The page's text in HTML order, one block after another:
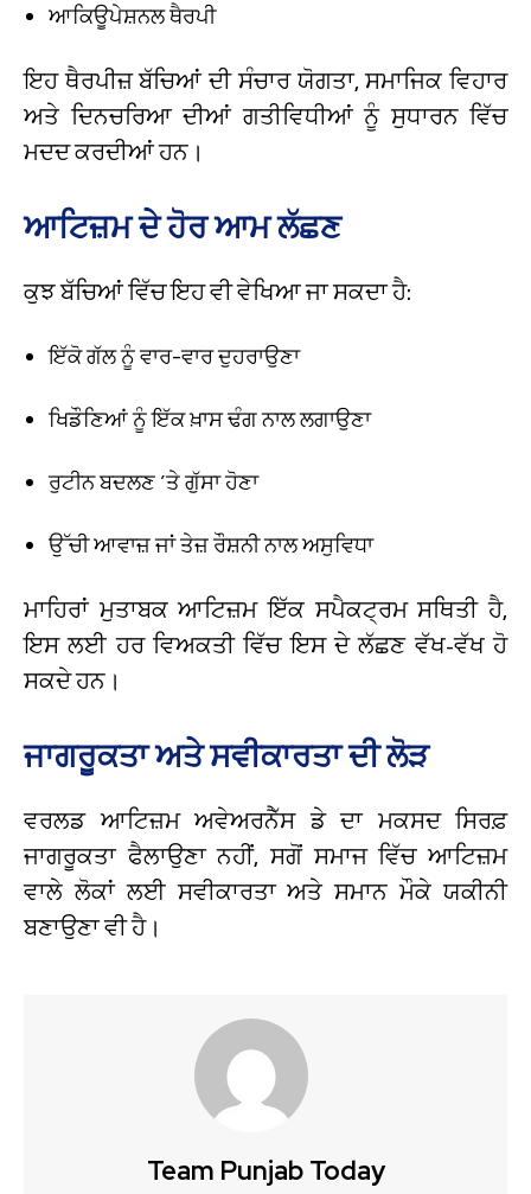
ਆਕਿਊਪੇਸ਼ਨਲ ਥੈਰਪੀ
ਇਹ ਥੈਰਪੀਜ਼ ਬੱਚਿਆਂ ਦੀ ਸੰਚਾਰ ਯੋਗਤਾ, ਸਮਾਜਿਕ ਵਿਹਾਰ
ਅਤੇ ਦਿਨਚਰਿਆ ਦੀਆਂ ਗਤੀਵਿਧੀਆਂ ਨੂੰ ਸੁਧਾਰਨ ਵਿੱਚ
ਮਦਦ ਕਰਦੀਆਂ ਹਨ।
ਆਟਿਜ਼ਮ ਦੇ ਹੋਰ ਆਮ ਲੱਛਣ
ਕੁਝ ਬੱਚਿਆਂ ਵਿੱਚ ਇਹ ਵੀ ਵੇਖਿਆ ਜਾ ਸਕਦਾ ਹੈ:
ਇੱਕੋ ਗੱਲ ਨੂੰ ਵਾਰ-ਵਾਰ ਦੁਹਰਾਉਣਾ
ਖਿਡੌਣਿਆਂ ਨੂੰ ਇੱਕ ਖ਼ਾਸ ਢੰਗ ਨਾਲ ਲਗਾਉਣਾ
ਰੁਟੀਨ ਬਦਲਣ ’ਤੇ ਗੁੱਸਾ ਹੋਣਾ
ਉੱਚੀ ਆਵਾਜ਼ ਜਾਂ ਤੇਜ਼ ਰੌਸ਼ਨੀ ਨਾਲ ਅਸੁਵਿਧਾ
ਮਾਹਿਰਾਂ ਮੁਤਾਬਕ ਆਟਿਜ਼ਮ ਇੱਕ ਸਪੈਕਟ੍ਰਮ ਸਥਿਤੀ ਹੈ,
ਇਸ ਲਈ ਹਰ ਵਿਅਕਤੀ ਵਿੱਚ ਇਸ ਦੇ ਲੱਛਣ ਵੱਖ-ਵੱਖ ਹੋ
ਸਕਦੇ ਹਨ।
ਜਾਗਰੂਕਤਾ ਅਤੇ ਸਵੀਕਾਰਤਾ ਦੀ ਲੋੜ
ਵਰਲਡ ਆਟਿਜ਼ਮ ਅਵੇਅਰਨੈੱਸ ਡੇ ਦਾ ਮਕਸਦ ਸਿਰਫ਼
ਜਾਗਰੂਕਤਾ ਫੈਲਾਉਣਾ ਨਹੀਂ, ਸਗੋਂ ਸਮਾਜ ਵਿੱਚ ਆਟਿਜ਼ਮ
ਵਾਲੇ ਲੋਕਾਂ ਲਈ ਸਵੀਕਾਰਤਾ ਅਤੇ ਸਮਾਨ ਮੌਕੇ ਯਕੀਨੀ
ਬਣਾਉਣਾ ਵੀ ਹੈ।
Team Punjab Today